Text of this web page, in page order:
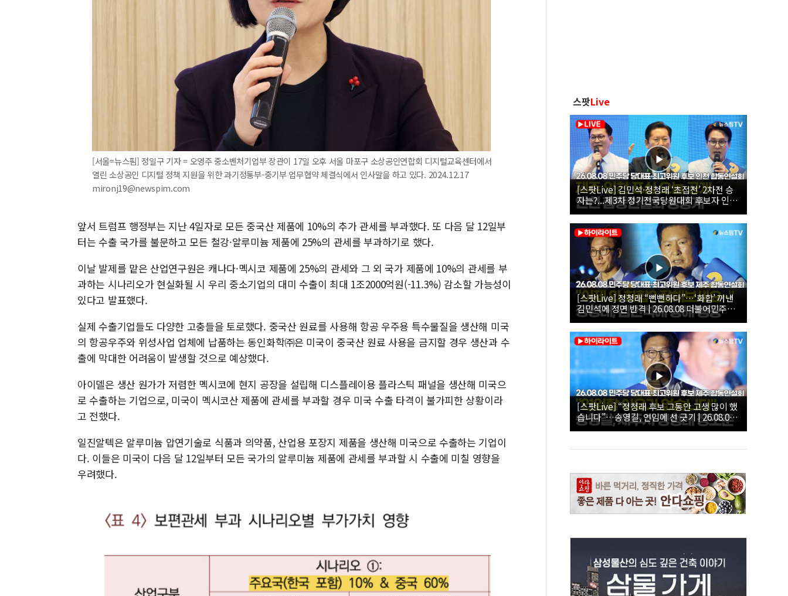
[서울=뉴스핌] 정일구 기자 = 오영주 중소벤처기업부 장관이 17일 오후 서울 마포구 소상공인연합회 디지털교육센터에서
열린 소상공인 디지털 정책 지원을 위한 과기정통부-중기부 업무협약 체결식에서 인사말을 하고 있다. 2024.12.17
mironj19@newspim.com
앞서 트럼프 행정부는 지난 4일자로 모든 중국산 제품에 10%의 추가 관세를 부과했다. 또 다음 달 12일부
터는 수출 국가를 불문하고 모든 철강·알루미늄 제품에 25%의 관세를 부과하기로 했다.
이날 발제를 맡은 산업연구원은 캐나다·멕시코 제품에 25%의 관세와 그 외 국가 제품에 10%의 관세를 부
과하는 시나리오가 현실화될 시 우리 중소기업의 대미 수출이 최대 1조2000억원(-11.3%) 감소할 가능성이
있다고 발표했다.
실제 수출기업들도 다양한 고충들을 토로했다. 중국산 원료를 사용해 항공 우주용 특수물질을 생산해 미국
의 항공우주와 위성사업 업체에 납품하는 동인화학㈜은 미국이 중국산 원료 사용을 금지할 경우 생산과 수
출에 막대한 어려움이 발생할 것으로 예상했다.
아이델은 생산 원가가 저렴한 멕시코에 현지 공장을 설립해 디스플레이용 플라스틱 패널을 생산해 미국으
로 수출하는 기업으로, 미국이 멕시코산 제품에 관세를 부과할 경우 미국 수출 타격이 불가피한 상황이라
고 전했다.
일진알텍은 알루미늄 압연기술로 식품과 의약품, 산업용 포장지 제품을 생산해 미국으로 수출하는 기업이
다. 이들은 미국이 다음 달 12일부터 모든 국가의 알루미늄 제품에 관세를 부과할 시 수출에 미칠 영향을
우려했다.
스팟Live
[스팟Live] 김민석·정청래 ‘초접전’ 2차전 승
자는?...제3차 정기전국당원대회 후보자 인천
합동연설회 생중계 | 26.08.08
[스팟Live] 정청래 “뻔뻔하다”…‘화합’ 꺼낸
김민석에 정면 반격 | 26.08.08 더불어민주당
당대표·최고위원 후보 제주 합동연설회
[스팟Live] “정청래 후보 그동안 고생 많이 했
습니다”…송영길, 연임에 선 긋기 | 26.08.08
더불어민주당 당대표·최고위원 후보 제주 합